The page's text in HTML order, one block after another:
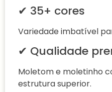
✔ 35+ cores
Variedade imbatível
✔ Qualidade
Moletom e moletinho
estrutura superior.